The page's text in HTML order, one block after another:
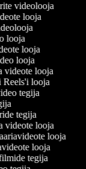
videolooja
looja
looja
looja
looja
videote looja
Reels'i looja
tegija
tegija
videote looja
looja
looja
tegija